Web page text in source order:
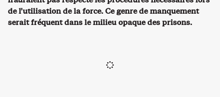
de l’utilisation de la force. Ce genre de manquement
serait fréquent dans le milieu opaque des prisons.